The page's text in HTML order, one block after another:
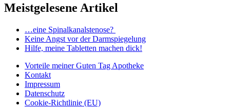
Meistgelesene Artikel
…eine Spinalkanalstenose?
Keine Angst vor der Darmspiegelung
Hilfe, meine Tabletten machen dick!
Vorteile meiner Guten Tag Apotheke
Kontakt
Impressum
Datenschutz
Cookie-Richtlinie (EU)